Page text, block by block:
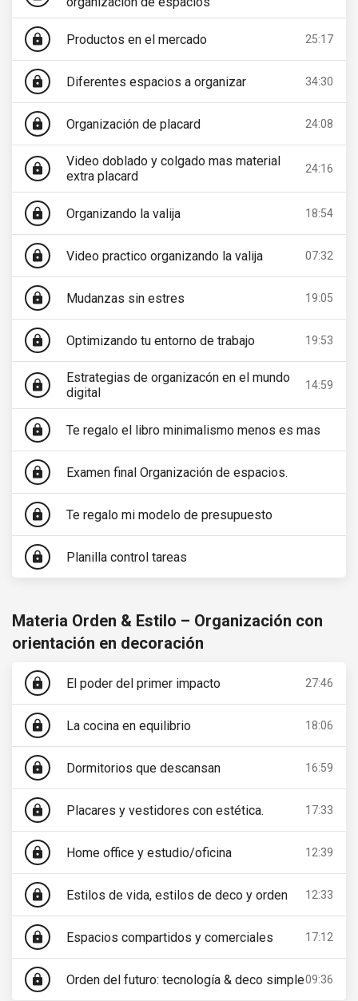
lock Productos en el mercado 25:17
lock Diferentes espacios a organizar 34:30
lock Organización de placard 24:08
lock
Video doblado y colgado mas material
extra placard
24:16
lock Organizando la valija 18:54
lock Video practico organizando la valija 07:32
lock Mudanzas sin estres 19:05
lock Optimizando tu entorno de trabajo 19:53
lock
Estrategias de organizacón en el mundo
digital
14:59
lock Te regalo el libro minimalismo menos es mas
lock Examen final Organización de espacios.
lock Te regalo mi modelo de presupuesto
lock Planilla control tareas
Materia Orden & Estilo – Organización con
orientación en decoración
lock El poder del primer impacto 27:46
lock La cocina en equilibrio 18:06
lock Dormitorios que descansan 16:59
lock Placares y vestidores con estética. 17:33
lock Home office y estudio/oficina 12:39
lock Estilos de vida, estilos de deco y orden 12:33
lock Espacios compartidos y comerciales 17:12
lock Orden del futuro: tecnología & deco simple09:36